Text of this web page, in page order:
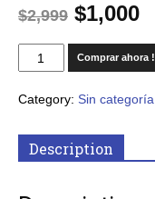
$2,999 $1,000
Comprar ahora !
Category: Sin categoría
Description